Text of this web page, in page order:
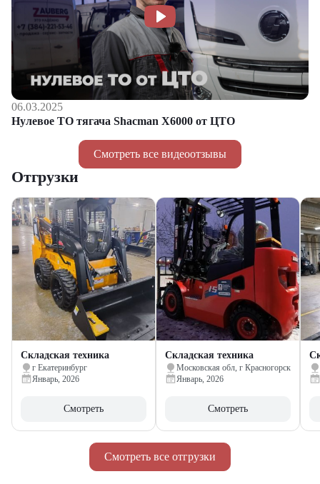
Смотреть все видеоотзывы
06.03.2025
Нулевое ТО тягача Shacman Х6000 от ЦТО
Смотреть все отгрузки
Отгрузки
Складская техника
г Екатеринбург
Январь, 2026
Смотреть
Складская техника
Московская обл, г Красногорск
Январь, 2026
Смотреть